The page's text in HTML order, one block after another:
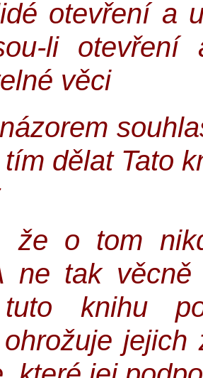
otevření a
li
věci
dělat Tato
že o tom
ne tak
knihu